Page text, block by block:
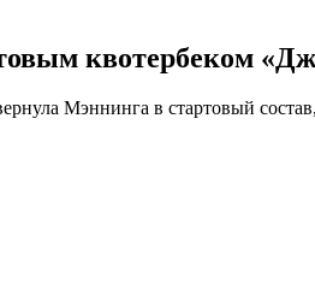
квотербеком
Мэннинга в стартовый